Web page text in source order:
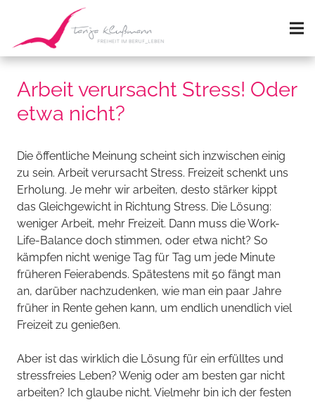
Arbeit verursacht Stress! Oder
etwa nicht?
Die öffentliche Meinung scheint sich inzwischen einig
zu sein. Arbeit verursacht Stress. Freizeit schenkt uns
Erholung. Je mehr wir arbeiten, desto stärker kippt
das Gleichgewicht in Richtung Stress. Die Lösung:
weniger Arbeit, mehr Freizeit. Dann muss die Work-
Life-Balance doch stimmen, oder etwa nicht? So
kämpfen nicht wenige Tag für Tag um jede Minute
früheren Feierabends. Spätestens mit 50 fängt man
an, darüber nachzudenken, wie man ein paar Jahre
früher in Rente gehen kann, um endlich unendlich viel
Freizeit zu genießen.
Aber ist das wirklich die Lösung für ein erfülltes und
stressfreies Leben? Wenig oder am besten gar nicht
arbeiten? Ich glaube nicht. Vielmehr bin ich der festen